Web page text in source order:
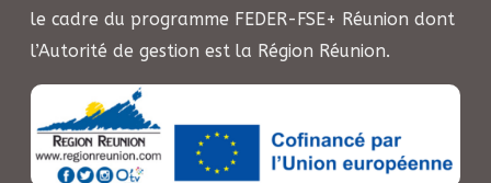
le cadre du programme FEDER-FSE+ Réunion dont
l’Autorité de gestion est la Région Réunion.